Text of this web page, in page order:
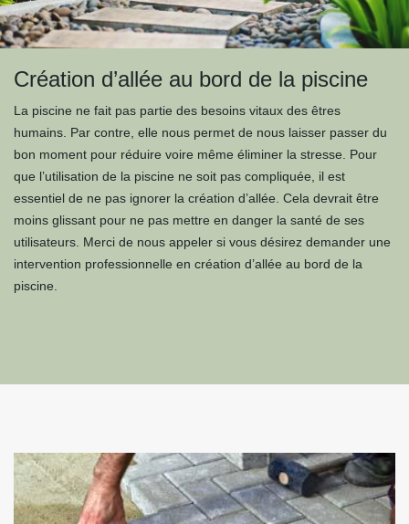
Création d’allée au bord de la piscine
La piscine ne fait pas partie des besoins vitaux des êtres
humains. Par contre, elle nous permet de nous laisser passer du
bon moment pour réduire voire même éliminer la stresse. Pour
que l’utilisation de la piscine ne soit pas compliquée, il est
essentiel de ne pas ignorer la création d’allée. Cela devrait être
moins glissant pour ne pas mettre en danger la santé de ses
utilisateurs. Merci de nous appeler si vous désirez demander une
intervention professionnelle en création d’allée au bord de la
piscine.